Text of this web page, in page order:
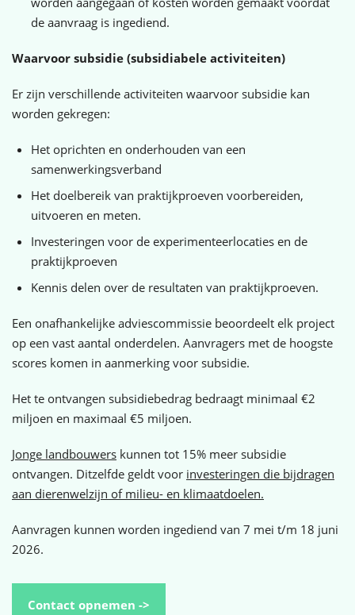
de aanvraag is ingediend.
Waarvoor subsidie (subsidiabele activiteiten)
Er zijn verschillende activiteiten waarvoor subsidie kan
worden gekregen:
Het oprichten en onderhouden van een
samenwerkingsverband
Het doelbereik van praktijkproeven voorbereiden,
uitvoeren en meten.
Investeringen voor de experimenteerlocaties en de
praktijkproeven
Kennis delen over de resultaten van praktijkproeven.
Een onafhankelijke adviescommissie beoordeelt elk project
op een vast aantal onderdelen. Aanvragers met de hoogste
scores komen in aanmerking voor subsidie.
Het te ontvangen subsidiebedrag bedraagt minimaal €2
miljoen en maximaal €5 miljoen.
Jonge landbouwers kunnen tot 15% meer subsidie
ontvangen. Ditzelfde geldt voor investeringen die bijdragen
aan dierenwelzijn of milieu- en klimaatdoelen.
Aanvragen kunnen worden ingediend van 7 mei t/m 18 juni
2026.
Contact opnemen ->